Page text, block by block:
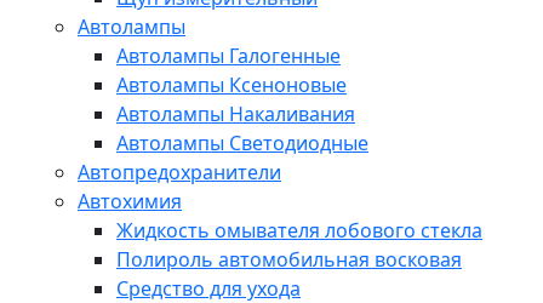
Автолампы
Автолампы Галогенные
Автолампы Ксеноновые
Автолампы Накаливания
Автолампы Светодиодные
Автопредохранители
Автохимия
Жидкость омывателя лобового стекла
Полироль автомобильная восковая
Средство для ухода